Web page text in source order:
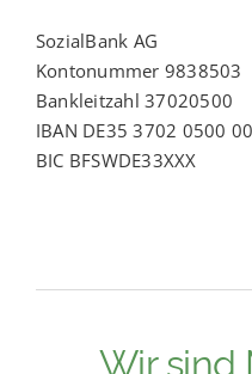
SozialBank AG
Kontonummer 9838503
Bankleitzahl 37020500
IBAN DE35 3702 0500
BIC BFSWDE33XXX
Wir